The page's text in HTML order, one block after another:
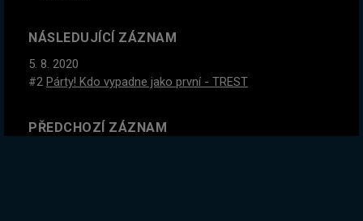
NÁSLEDUJÍCÍ ZÁZNAM
5. 8. 2020
#2 Párty! Kdo vypadne jako první - TREST
PŘEDCHOZÍ ZÁZNAM